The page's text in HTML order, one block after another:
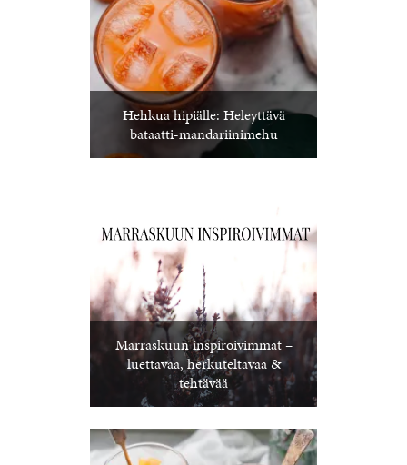
Hehkua hipiälle: Heleyttävä
bataatti-mandariinimehu
Marraskuun inspiroivimmat –
luettavaa, herkuteltavaa &
tehtävää